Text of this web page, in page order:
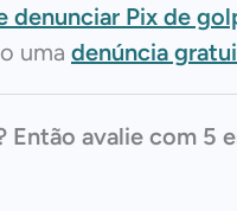
denunciar Pix de
uma denúncia
avalie com 5